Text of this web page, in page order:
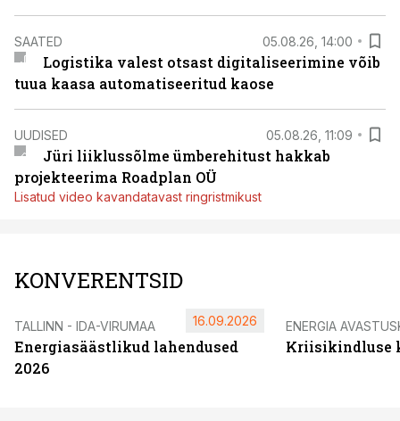
SAATED 05.08.26, 14:00
Logistika valest otsast digitaliseerimine võib
tuua kaasa automatiseeritud kaose
UUDISED 05.08.26, 11:09
Jüri liiklussõlme ümberehitust hakkab
projekteerima Roadplan OÜ
Lisatud video kavandatavast ringristmikust
KONVERENTSID
TALLINN - IDA-VIRUMAA
Energiasäästlikud lahendused
2026
16.09.2026 ENERGIA
Kriisikindluse